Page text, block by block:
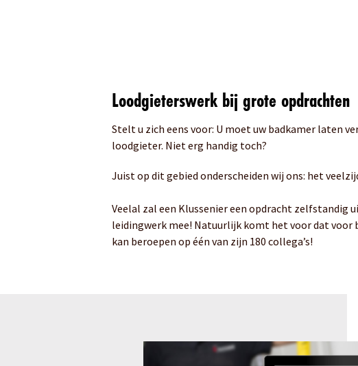
Loodgieterswerk bij grote opdrachten
Stelt u zich eens voor: U moet uw badkamer laten
loodgieter. Niet erg handig toch?
Juist op dit gebied onderscheiden wij ons: het
Veelal zal een Klussenier een opdracht zelfstandig
leidingwerk mee! Natuurlijk komt het voor dat voor
kan beroepen op één van zijn 180 collega’s!